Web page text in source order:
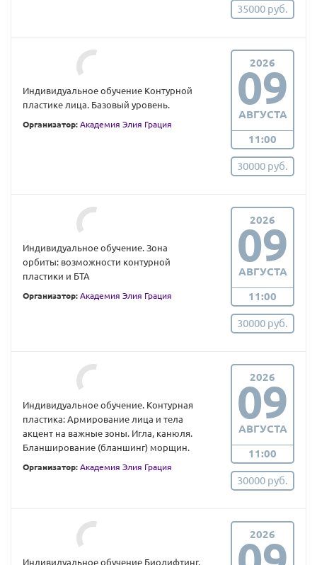
35000 руб.
Индивидуальное обучение Контурной
пластике лица. Базовый уровень.
Организатор: Академия Элия Грация
2026
09
АВГУСТА
11:00
30000 руб.
Индивидуальное обучение. Зона
орбиты: возможности контурной
пластики и БТА
Организатор: Академия Элия Грация
2026
09
АВГУСТА
11:00
30000 руб.
Индивидуальное обучение. Контурная
пластика: Армирование лица и тела
акцент на важные зоны. Игла, канюля.
Бланширование (бланшинг) морщин.
Организатор: Академия Элия Грация
2026
09
АВГУСТА
11:00
30000 руб.
Индивидуальное обучение Биолифтинг.
2026